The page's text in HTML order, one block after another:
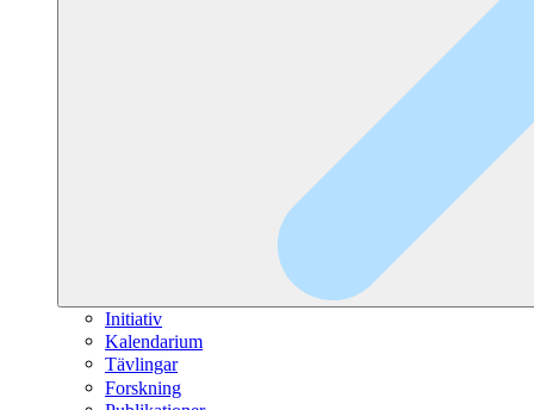
Initiativ
Kalendarium
Tävlingar
Forskning